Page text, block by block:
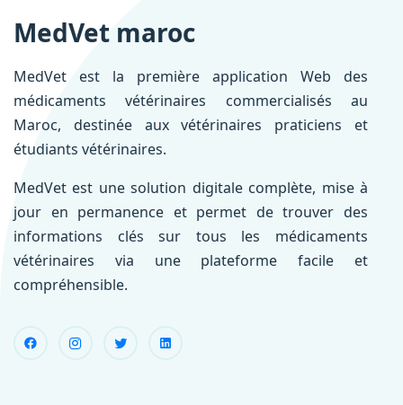
MedVet maroc
MedVet est la première application Web des
médicaments vétérinaires commercialisés au
Maroc, destinée aux vétérinaires praticiens et
étudiants vétérinaires.
MedVet est une solution digitale complète, mise à
jour en permanence et permet de trouver des
informations clés sur tous les médicaments
vétérinaires via une plateforme facile et
compréhensible.